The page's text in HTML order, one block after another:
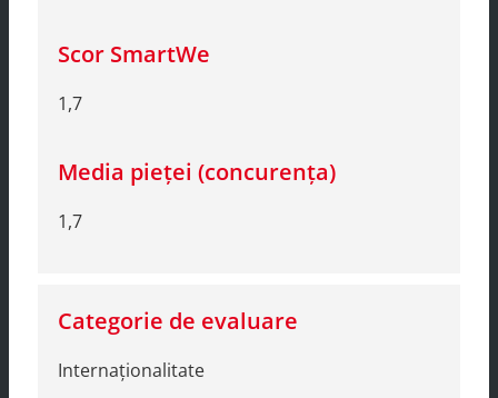
1,7
1,7
Internaționalitate